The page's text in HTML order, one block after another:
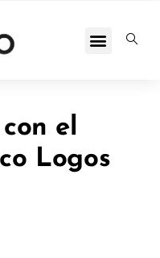
el
Logos